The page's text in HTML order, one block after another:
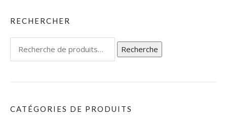
RECHERCHER
Recherche
CATÉGORIES DE PRODUITS